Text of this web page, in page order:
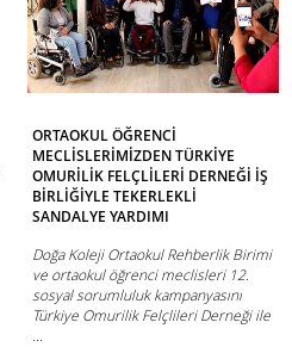
ORTAOKUL ÖĞRENCİ
MECLİSLERİMİZDEN TÜRKİYE
OMURİLİK FELÇLİLERİ DERNEĞİ İŞ
BİRLİĞİYLE TEKERLEKLİ
SANDALYE YARDIMI
Doğa Koleji Ortaokul Rehberlik Birimi
ve ortaokul öğrenci meclisleri 12.
sosyal sorumluluk kampanyasını
Türkiye Omurilik Felçlileri Derneği ile
...